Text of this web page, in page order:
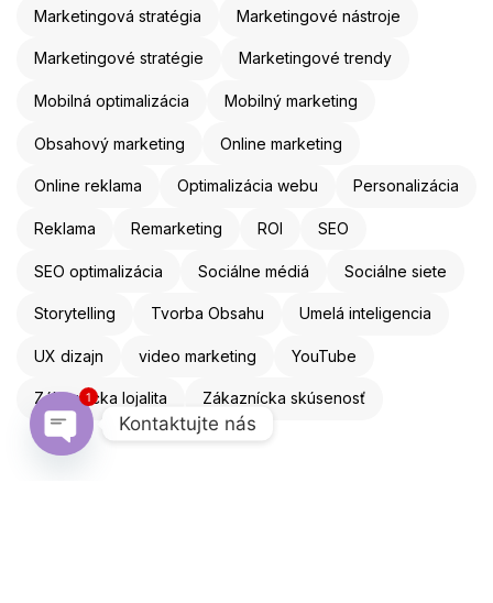
Marketingová stratégia Marketingové nástroje
Marketingové stratégie Marketingové trendy
Mobilná optimalizácia Mobilný marketing
Obsahový marketing Online marketing
Online reklama Optimalizácia webu Personalizácia
Reklama Remarketing ROI SEO
SEO optimalizácia Sociálne médiá Sociálne siete
Storytelling Tvorba Obsahu Umelá inteligencia
UX dizajn video marketing YouTube
Zákaznícka lojalita Zákaznícka skúsenosť
Kontaktujte nás
1